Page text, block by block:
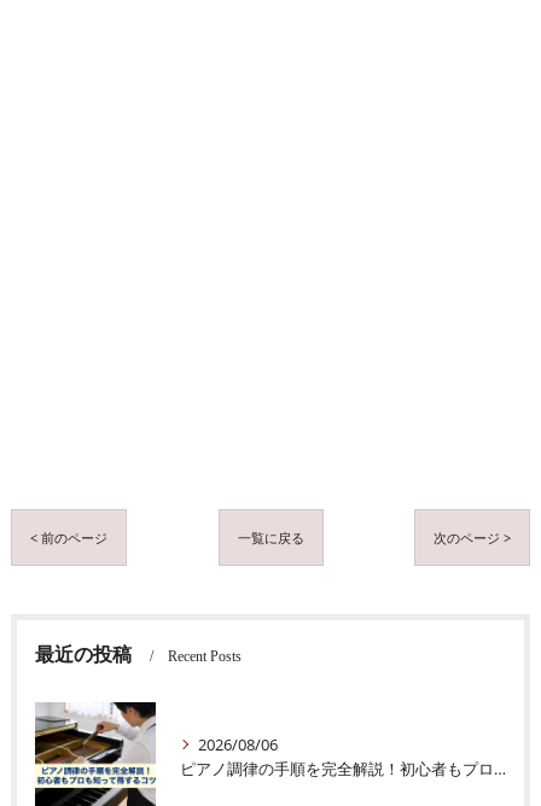
< 前のページ 一覧に戻る 次のページ >
最近の投稿 Recent Posts
2026/08/06
ピアノ調律の手順を完全解説！初心者もプロも知って得するコツ